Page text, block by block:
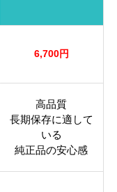
6,700円
高品質
長期保存に適して
いる
純正品の安心感